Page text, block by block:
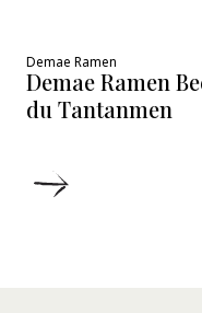
Demae Ramen
Demae Ramen
du Tantanmen